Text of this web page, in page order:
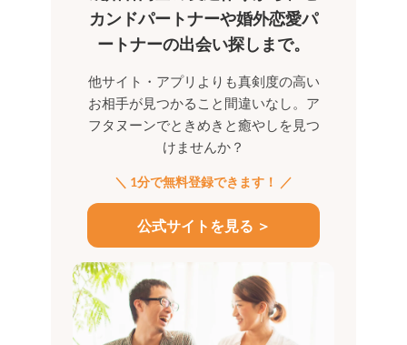
カンドパートナーや婚外恋愛パ
ートナーの出会い探しまで。
他サイト・アプリよりも真剣度の高い
お相手が見つかること間違いなし。ア
フタヌーンでときめきと癒やしを見つ
けませんか？
＼ 1分で無料登録できます！ ／
公式サイトを見る ＞